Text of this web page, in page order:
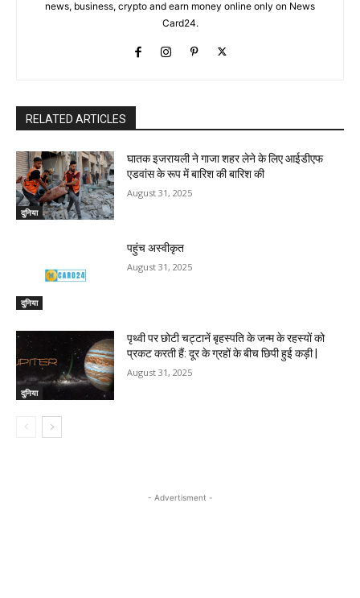
news, business, crypto and earn money online only on News
Card24.
RELATED ARTICLES
दुनिया
घातक इजरायली ने गाजा शहर लेने के लिए आईडीएफ
एडवांस के रूप में बारिश की बारिश की
August 31, 2025
दुनिया
पहुंच अस्वीकृत
August 31, 2025
दुनिया
पृथ्वी पर छोटी चट्टानें बृहस्पति के जन्म के रहस्यों को
प्रकट करती हैं: दूर के ग्रहों के बीच छिपी हुई कड़ी |
August 31, 2025
- Advertisment -